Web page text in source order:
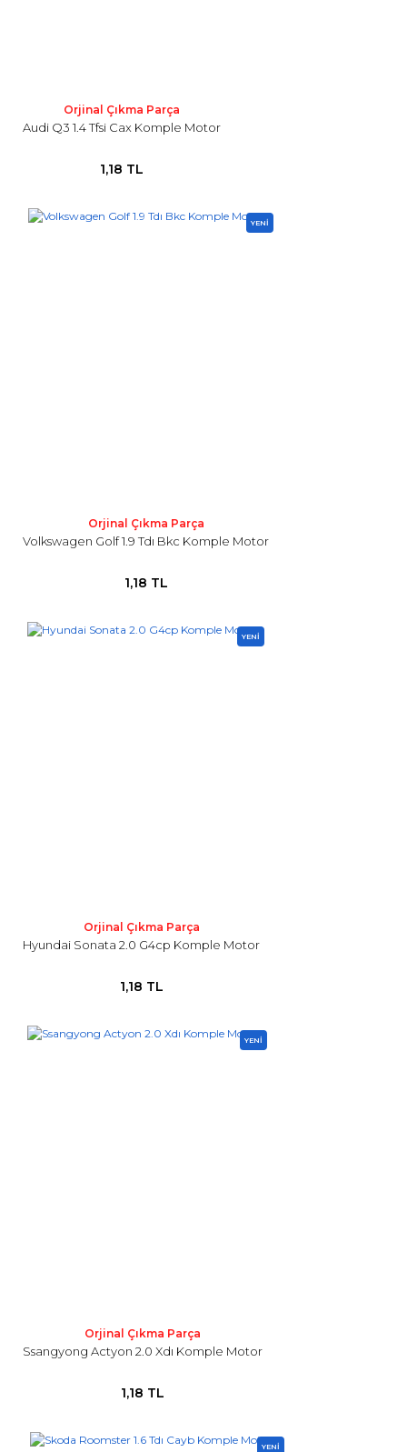
Orjinal Çıkma Parça
Audi Q3 1.4 Tfsi Cax Komple Motor
1,18 TL
YENİ
Orjinal Çıkma Parça
Volkswagen Golf 1.9 Tdı Bkc Komple Motor
1,18 TL
YENİ
Orjinal Çıkma Parça
Hyundai Sonata 2.0 G4cp Komple Motor
1,18 TL
YENİ
Orjinal Çıkma Parça
Ssangyong Actyon 2.0 Xdı Komple Motor
1,18 TL
YENİ